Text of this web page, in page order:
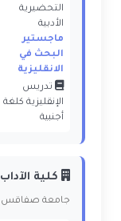
التحضيرية
الأدبية
ماجستير
البحث في
الانقليزية
تدريس
الإنقليزية كلغة
أجنبية
كلية
جامعة صفاقس